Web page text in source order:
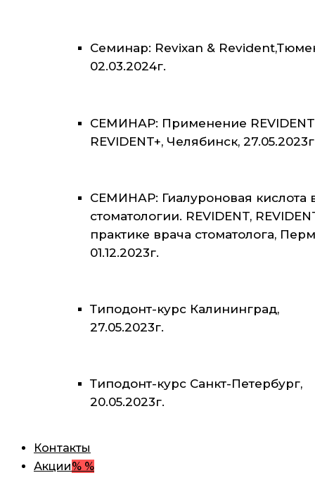
Семинар: Revixan &
02.03.2024г.
СЕМИНАР: Применение
REVIDENT+, Челябинск,
СЕМИНАР: Гиалуроновая кислота
стоматологии. REVIDENT,
практике врача стоматолога,
01.12.2023г.
Типодонт-курс Калининград,
27.05.2023г.
Типодонт-курс Санкт-Петербург,
20.05.2023г.
Контакты
Акции% %